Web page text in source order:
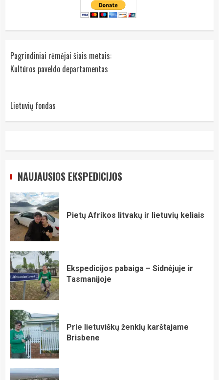
Pagrindiniai rėmėjai šiais metais:
Kultūros paveldo departamentas
Lietuvių fondas
NAUJAUSIOS EKSPEDICIJOS
Pietų Afrikos litvakų ir lietuvių keliais
Ekspedicijos pabaiga – Sidnėjuje ir
Tasmanijoje
Prie lietuviškų ženklų karštajame
Brisbene